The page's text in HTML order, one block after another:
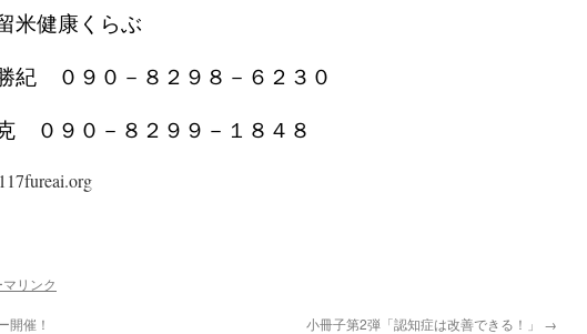
米健康くらぶ
紀 ０９０－８２９８－６２３０
０９０－８２９９－１８４８
マリンク
開催！ 小冊子第2弾「認知症は改善できる！」 →